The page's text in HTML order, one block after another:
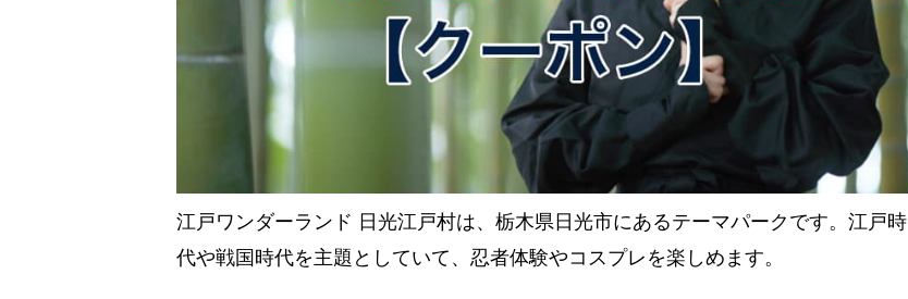
江戸ワンダーランド 日光江戸村は、栃木県日光市にあるテーマパークです。江戸時
代や戦国時代を主題としていて、忍者体験やコスプレを楽しめます。